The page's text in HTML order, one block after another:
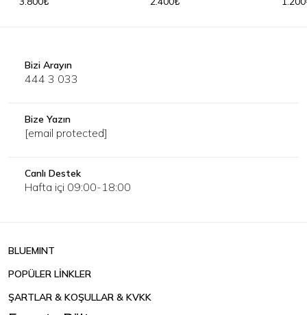
Bizi Arayın
444 3 033
Bize Yazın
[email protected]
Canlı Destek
Hafta içi 09:00-18:00
BLUEMINT
POPÜLER LİNKLER
ŞARTLAR & KOŞULLAR & KVKK